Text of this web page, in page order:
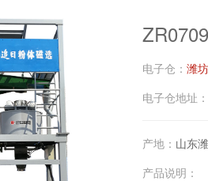
电子仓： 潍
电子仓地址：
产地： 山东
产品说明：